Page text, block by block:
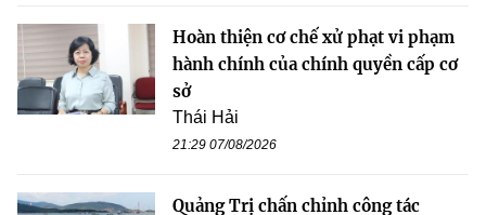
Hoàn thiện cơ chế xử phạt vi phạm
hành chính của chính quyền cấp cơ
sở
Thái Hải
21:29 07/08/2026
Quảng Trị chấn chỉnh công tác